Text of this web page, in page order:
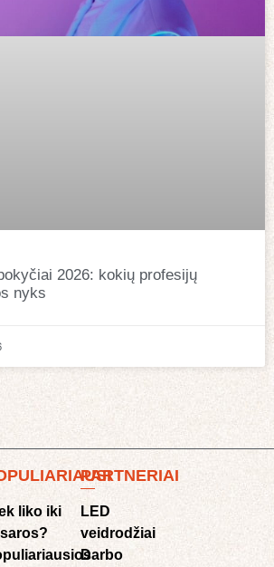
2026: kokių profesijų
nyks
liko iki
PARTNERIAI
LED
veidrodžiai
Darbo